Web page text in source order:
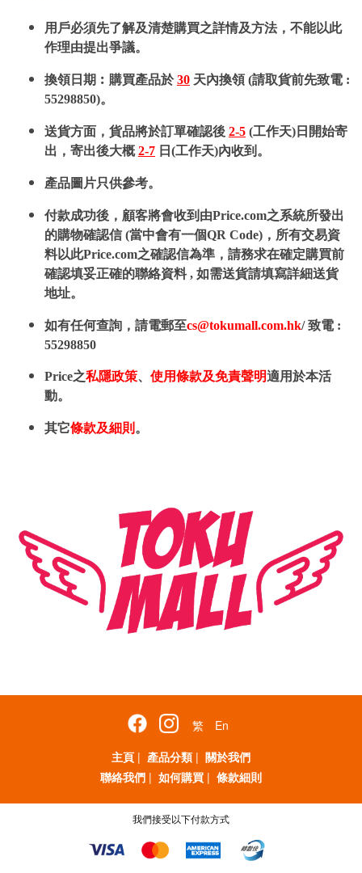
用戶必須先了解及清楚購買之詳情及方法，不能以此
作理由提出爭議。
換領日期︰購買產品於30 天內換領 (請取貨前先致電 :
55298850)。
送貨方面，貨品將於訂單確認後 2-5 (工作天)日開始寄
出，寄出後大概2-7 日(工作天)內收到。
產品圖片只供參考。
付款成功後，顧客將會收到由Price.com之系統所發出
的購物確認信 (當中會有一個QR Code)，所有交易資
料以此Price.com之確認信為準，請務求在確定購買前
確認填妥正確的聯絡資料 , 如需送貨請填寫詳細送貨
地址。
如有任何查詢，請電郵至cs@tokumall.com.hk/ 致電 :
55298850
Price之私隱政策、 使用條款及免責聲明適用於本活
動。
其它條款及細則 。
繁
En
主頁 | 產品分類 | 關於我們
聯絡我們 | 如何購買 | 條款細則
我們接受以下付款方式